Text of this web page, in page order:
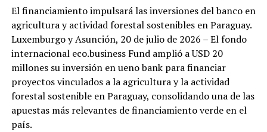
El financiamiento impulsará las inversiones del banco en
agricultura y actividad forestal sostenibles en Paraguay.
Luxemburgo y Asunción, 20 de julio de 2026 – El fondo
internacional eco.business Fund amplió a USD 20
millones su inversión en ueno bank para financiar
proyectos vinculados a la agricultura y la actividad
forestal sostenible en Paraguay, consolidando una de las
apuestas más relevantes de financiamiento verde en el
país.